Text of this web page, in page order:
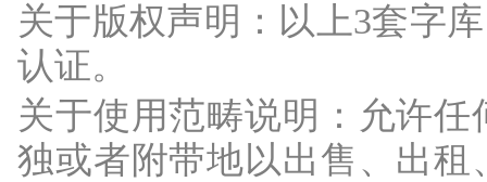
关于版权声明：以上3套字
认证。
关于使用范畴说明：允许
独或者附带地以出售、出